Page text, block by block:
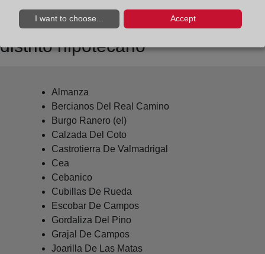
Otros municipios incluidos en el
distrito hipotecario
Almanza
Bercianos Del Real Camino
Burgo Ranero (el)
Calzada Del Coto
Castrotierra De Valmadrigal
Cea
Cebanico
Cubillas De Rueda
Escobar De Campos
Gordaliza Del Pino
Grajal De Campos
Joarilla De Las Matas
I want to choose... Accept